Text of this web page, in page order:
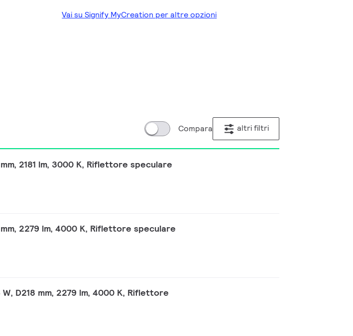
Vai su Signify MyCreation per altre opzioni
Compara altri filtri
2181 lm, 3000 K, Riflettore speculare
2279 lm, 4000 K, Riflettore speculare
D218 mm, 2279 lm, 4000 K, Riflettore